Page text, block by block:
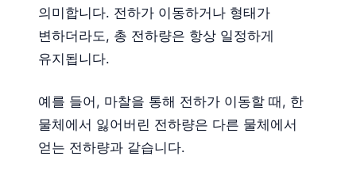
의미합니다. 전하가 이동하거나 형태가
변하더라도, 총 전하량은 항상 일정하게
유지됩니다.
예를 들어, 마찰을 통해 전하가 이동할 때, 한
물체에서 잃어버린 전하량은 다른 물체에서
얻는 전하량과 같습니다.